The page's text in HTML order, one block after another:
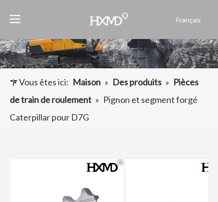
Français
العربية
Pусский
Español
Vous êtes ici: Maison » Des produits » Pièces
de train de roulement » Pignon et segment forgé
Caterpillar pour D7G